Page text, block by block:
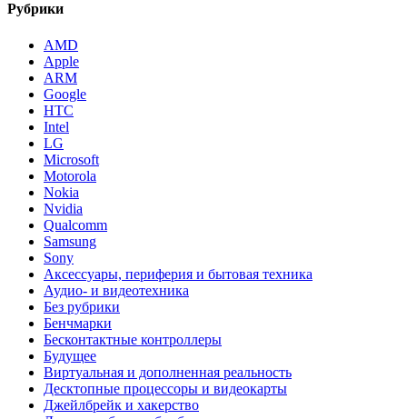
Рубрики
AMD
Apple
ARM
Google
HTC
Intel
LG
Microsoft
Motorola
Nokia
Nvidia
Qualcomm
Samsung
Sony
Аксессуары, периферия и бытовая техника
Аудио- и видеотехника
Без рубрики
Бенчмарки
Бесконтактные контроллеры
Будущее
Виртуальная и дополненная реальность
Десктопные процессоры и видеокарты
Джейлбрейк и хакерство